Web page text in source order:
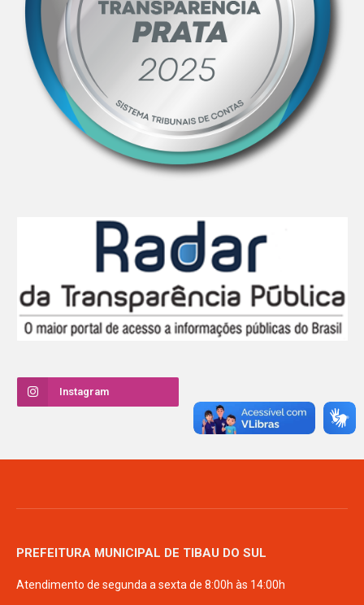
Instagram
PREFEITURA MUNICIPAL DE TIBAU DO SUL
Atendimento de segunda a sexta de 8:00h às 14:00h